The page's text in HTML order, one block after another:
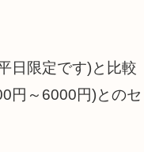
日限定です)と比較
円～6000円)とのセ